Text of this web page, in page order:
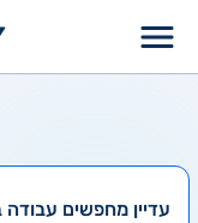
עדיין מחפשים